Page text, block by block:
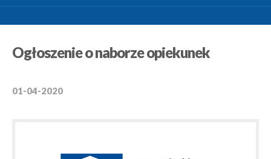
Ogłoszenie o naborze opiekunek
01-04-2020